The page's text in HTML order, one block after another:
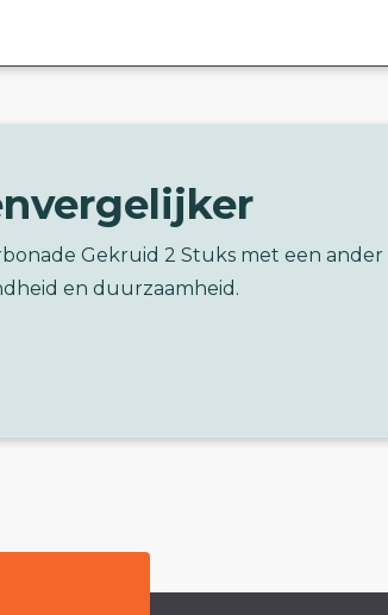
Gekruid 2 Stuks met een ander
en duurzaamheid.